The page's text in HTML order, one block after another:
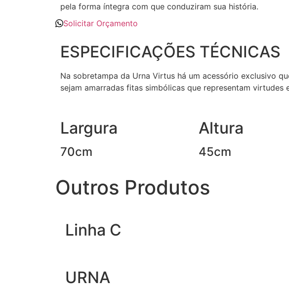
pela forma íntegra com que conduziram sua história.
Solicitar Orçamento
ESPECIFICAÇÕES TÉCNICAS
Na sobretampa da Urna Virtus há um acessório exclusivo
sejam amarradas fitas simbólicas que representam
Largura
70cm
Altura
45cm
Outros Produtos
Linha C
URNA